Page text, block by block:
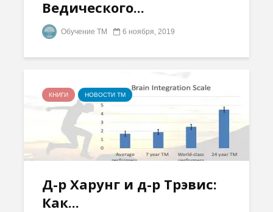
Ведического...
Обучение ТМ 6 ноября, 2019
КНИГИ НОВОСТИ ТМ
Д-р Харунг и д-р Трэвис:
Как...